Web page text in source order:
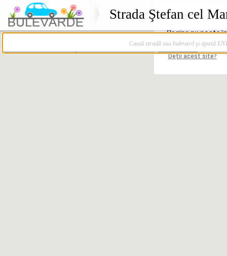
Strada Ştefan cel
Caută stradă sau bulevard şi apasă